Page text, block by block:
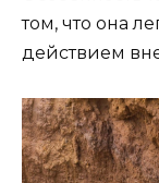
том, что она
действием